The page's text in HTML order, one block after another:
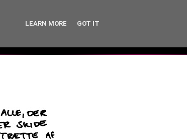
LEARN MORE GOT IT